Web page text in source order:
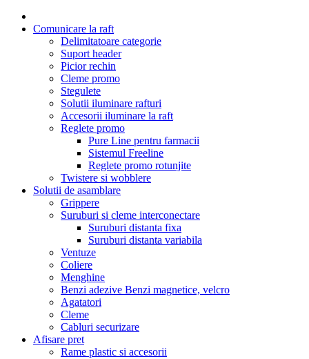
Comunicare la raft
Delimitatoare categorie
Suport header
Picior rechin
Cleme promo
Stegulete
Solutii iluminare rafturi
Accesorii iluminare la raft
Reglete promo
Pure Line pentru farmacii
Sistemul Freeline
Reglete promo rotunjite
Twistere si wobblere
Solutii de asamblare
Grippere
Suruburi si cleme interconectare
Suruburi distanta fixa
Suruburi distanta variabila
Ventuze
Coliere
Menghine
Benzi adezive Benzi magnetice, velcro
Agatatori
Cleme
Cabluri securizare
Afisare pret
Rame plastic si accesorii